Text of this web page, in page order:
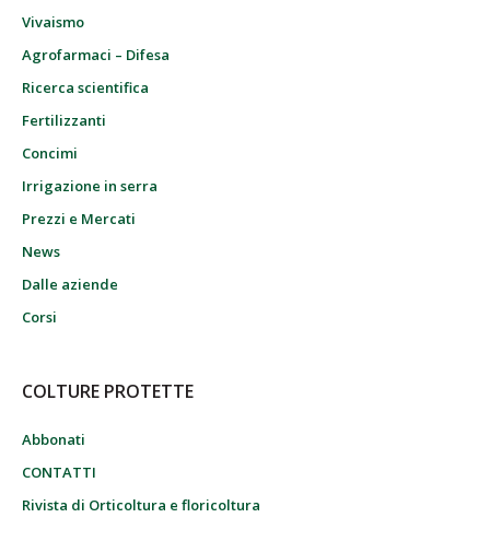
Vivaismo
Agrofarmaci – Difesa
Ricerca scientifica
Fertilizzanti
Concimi
Irrigazione in serra
Prezzi e Mercati
News
Dalle aziende
Corsi
COLTURE PROTETTE
Abbonati
CONTATTI
Rivista di Orticoltura e floricoltura